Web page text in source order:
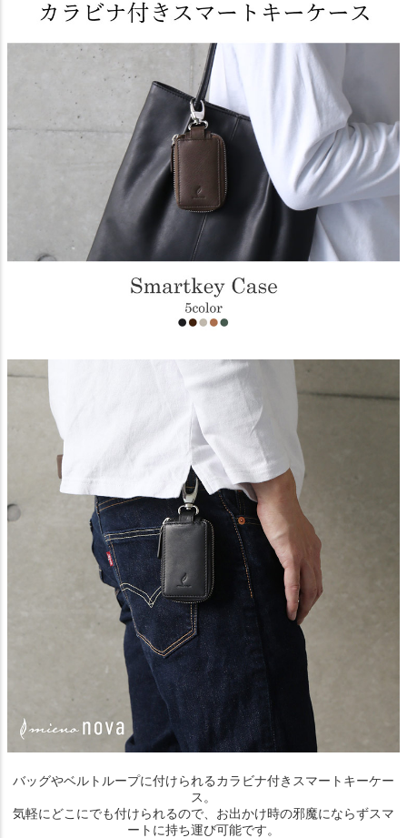
バッグやベルトループに付けられるカラビナ付きスマートキーケー
ス。
気軽にどこにでも付けられるので、お出かけ時の邪魔にならずスマ
ートに持ち運び可能です。